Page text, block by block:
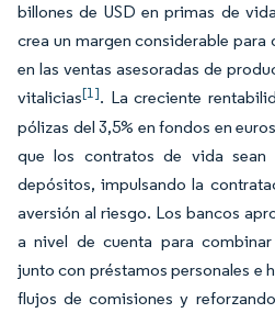
billones de USD en primas de
crea un margen considerable
en las ventas asesoradas de
vitalicias[1]. La creciente
pólizas del 3,5% en fondos en
que los contratos de vida
depósitos, impulsando la
aversión al riesgo. Los bancos
a nivel de cuenta para
junto con préstamos personales e
flujos de comisiones y